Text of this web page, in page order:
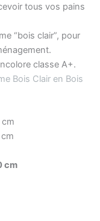
tous vos pains
“bois clair”, pour
classe A+.
Bois Clair en Bois
cm